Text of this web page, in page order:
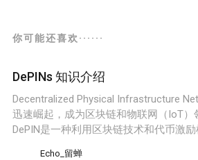
你可能还喜欢······
DePINs 知识介绍
Decentralized Physical Infrastructure
迅速崛起，成为区块链和物联网（IoT）
DePIN是一种利用区块链技术和代币激励
Echo_留蝉